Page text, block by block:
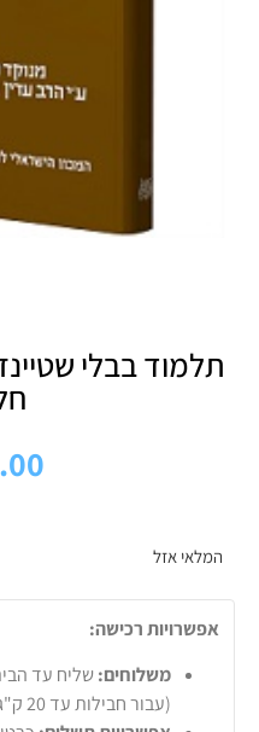
תלמוד בבלי
המלאי אזל
אפשרויות רכישה:
משלוחים:
(עבור חבילות עד 20 ק"ג).